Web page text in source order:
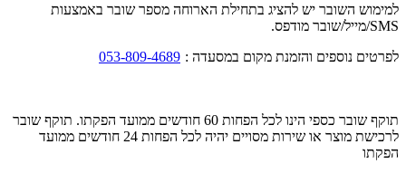
למימוש השובר יש להציג בתחילת הארוחה מספר שובר באמצעות
SMS/מייל/שובר מודפס.
לפרטים נוספים והזמנת מקום במסעדה : 053-809-4689
תוקף שובר כספי הינו לכל הפחות 60 חודשים ממועד הפקתו. תוקף שובר
לרכישת מוצר או שירות מסויים יהיה לכל הפחות 24 חודשים ממועד
הפקתו